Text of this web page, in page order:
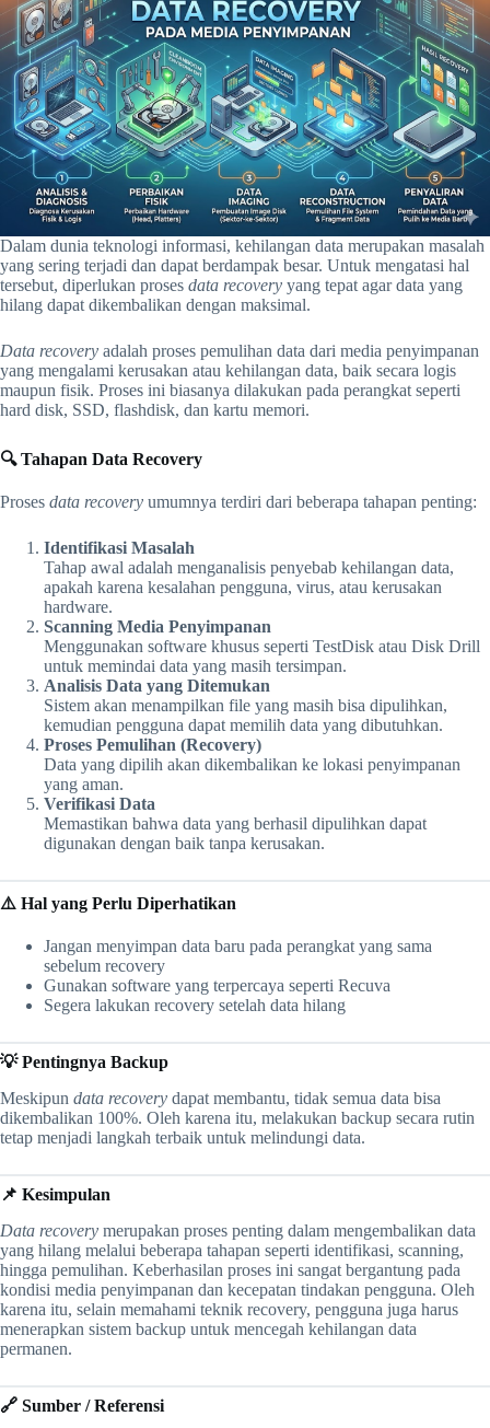
Dalam dunia teknologi informasi, kehilangan data merupakan masalah
yang sering terjadi dan dapat berdampak besar. Untuk mengatasi hal
tersebut, diperlukan proses data recovery yang tepat agar data yang
hilang dapat dikembalikan dengan maksimal.
Data recovery adalah proses pemulihan data dari media penyimpanan
yang mengalami kerusakan atau kehilangan data, baik secara logis
maupun fisik. Proses ini biasanya dilakukan pada perangkat seperti
hard disk, SSD, flashdisk, dan kartu memori.
🔍 Tahapan Data Recovery
Proses data recovery umumnya terdiri dari beberapa tahapan penting:
Identifikasi Masalah
Tahap awal adalah menganalisis penyebab kehilangan data,
apakah karena kesalahan pengguna, virus, atau kerusakan
hardware.
Scanning Media Penyimpanan
Menggunakan software khusus seperti TestDisk atau Disk Drill
untuk memindai data yang masih tersimpan.
Analisis Data yang Ditemukan
Sistem akan menampilkan file yang masih bisa dipulihkan,
kemudian pengguna dapat memilih data yang dibutuhkan.
Proses Pemulihan (Recovery)
Data yang dipilih akan dikembalikan ke lokasi penyimpanan
yang aman.
Verifikasi Data
Memastikan bahwa data yang berhasil dipulihkan dapat
digunakan dengan baik tanpa kerusakan.
⚠️ Hal yang Perlu Diperhatikan
Jangan menyimpan data baru pada perangkat yang sama
sebelum recovery
Gunakan software yang terpercaya seperti Recuva
Segera lakukan recovery setelah data hilang
💡 Pentingnya Backup
Meskipun data recovery dapat membantu, tidak semua data bisa
dikembalikan 100%. Oleh karena itu, melakukan backup secara rutin
tetap menjadi langkah terbaik untuk melindungi data.
📌 Kesimpulan
Data recovery merupakan proses penting dalam mengembalikan data
yang hilang melalui beberapa tahapan seperti identifikasi, scanning,
hingga pemulihan. Keberhasilan proses ini sangat bergantung pada
kondisi media penyimpanan dan kecepatan tindakan pengguna. Oleh
karena itu, selain memahami teknik recovery, pengguna juga harus
menerapkan sistem backup untuk mencegah kehilangan data
permanen.
🔗 Sumber / Referensi